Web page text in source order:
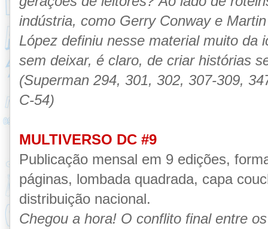
indústria, como Gerry Conway e
López definiu nesse material muito da
sem deixar, é claro, de criar histórias
(Superman 294, 301, 302, 307-309,
C-54)
MULTIVERSO DC #9
Publicação mensal em 9 edições,
páginas, lombada quadrada, capa
distribuição nacional.
Chegou a hora! O conflito final entre